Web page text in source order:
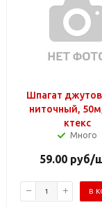
Шпагат
ниточный,
ктекс
Много
59.00 руб/
В